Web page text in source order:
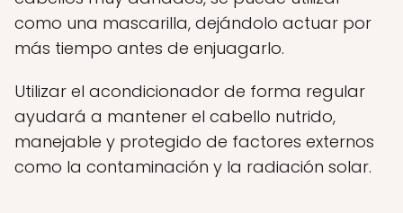
como una mascarilla, dejándolo actuar por
más tiempo antes de enjuagarlo.
Utilizar el acondicionador de forma regular
ayudará a mantener el cabello nutrido,
manejable y protegido de factores externos
como la contaminación y la radiación solar.